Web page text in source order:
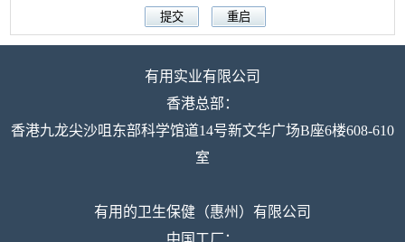
有用实业有限公司
香港总部：
香港九龙尖沙咀东部科学馆道14号新文华广场B座6楼608-610
室
有用的卫生保健（惠州）有限公司
中国工厂：